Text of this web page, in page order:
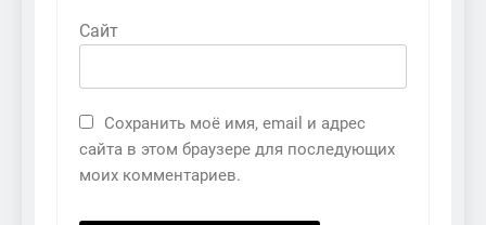
Сайт
Сохранить моё имя, email и адрес
сайта в этом браузере для последующих
моих комментариев.